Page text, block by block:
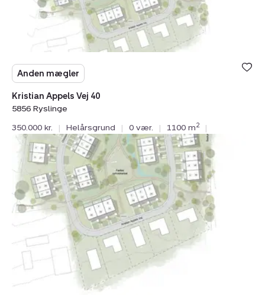
Anden mægler
Kristian Appels Vej 40
5856 Ryslinge
350.000 kr.
| Helårsgrund | 0 vær. | 1100 m2 |
Helårsgrund:
Kristian
Appels
Vej
36,
5856
Ryslinge